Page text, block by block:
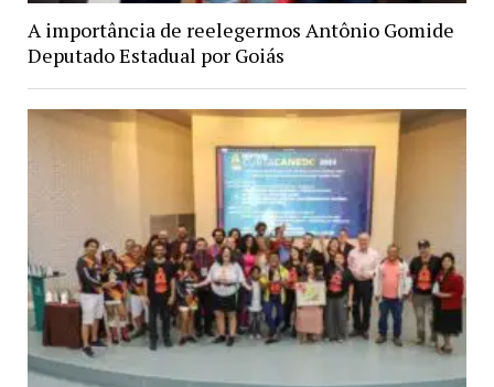
A importância de reelegermos Antônio Gomide
Deputado Estadual por Goiás